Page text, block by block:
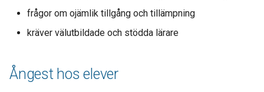
frågor om ojämlik tillgång och tillämpning
kräver välutbildade och stödda lärare
Ångest hos elever